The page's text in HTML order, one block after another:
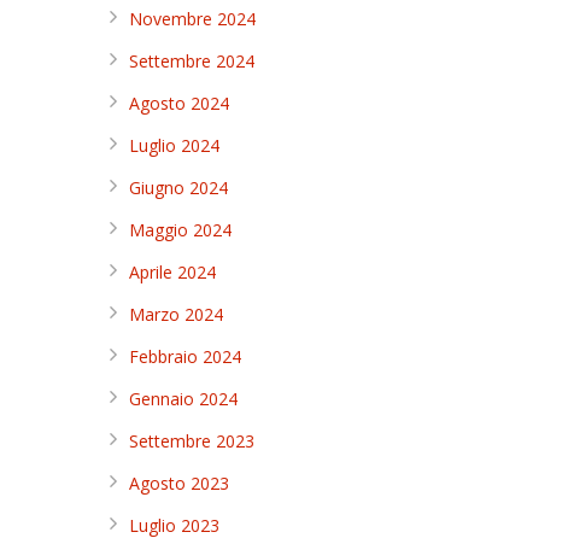
Novembre 2024
Settembre 2024
Agosto 2024
Luglio 2024
Giugno 2024
Maggio 2024
Aprile 2024
Marzo 2024
Febbraio 2024
Gennaio 2024
Settembre 2023
Agosto 2023
Luglio 2023